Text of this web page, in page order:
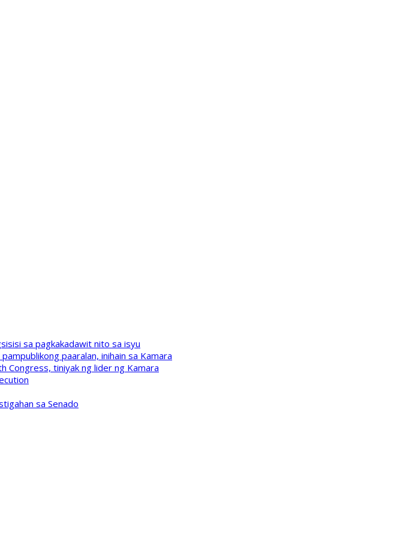
sa pagkakadawit nito sa isyu
paaralan, inihain sa Kamara
Congress, tiniyak ng lider ng Kamara
sa Senado